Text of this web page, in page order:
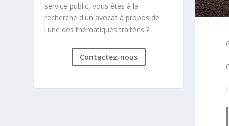
service public, vous êtes à la
recherche d'un avocat à propos de
l'une des thématiques traitées ?
Contactez-nous